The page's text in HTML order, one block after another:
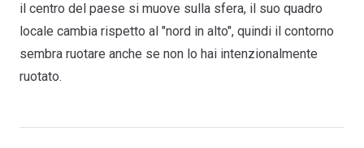
il centro del paese si muove sulla sfera, il suo quadro
locale cambia rispetto al "nord in alto", quindi il contorno
sembra ruotare anche se non lo hai intenzionalmente
ruotato.